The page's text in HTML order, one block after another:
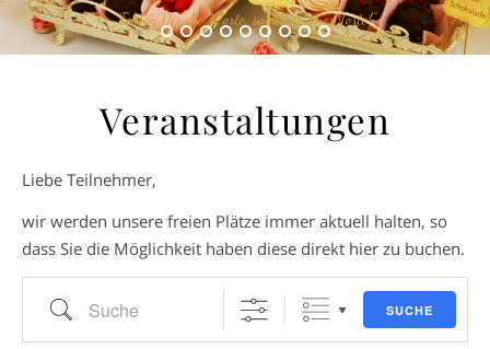
“Fehlen Dir die Worte, sags mit einer Torte!”
Veranstaltungen
Liebe Teilnehmer,
wir werden unsere freien Plätze immer aktuell halten, so
dass Sie die Möglichkeit haben diese direkt hier zu buchen.
Suche SUCHE